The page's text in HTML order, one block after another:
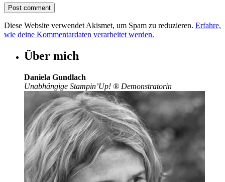
Diese Website verwendet Akismet, um Spam zu reduzieren. Erfahre,
wie deine Kommentardaten verarbeitet werden.
Über mich
Daniela Gundlach
Unabhängige Stampin’Up! ® Demonstratorin